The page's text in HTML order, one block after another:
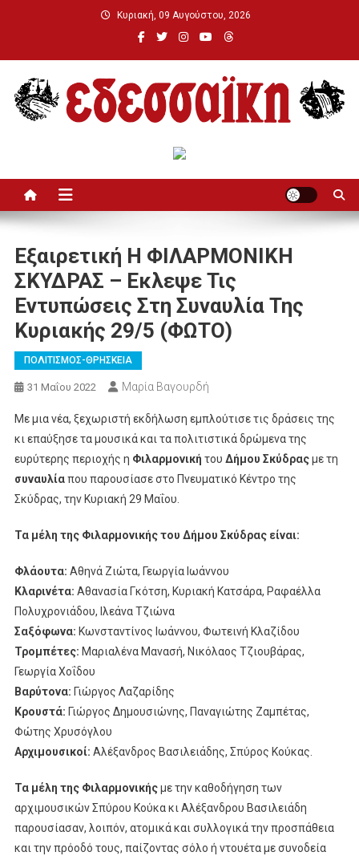
Κυριακή, 09 Αυγούστου, 2026
Εξαιρετική Η ΦΙΛΑΡΜΟΝΙΚΗ
ΣΚΥΔΡΑΣ – Εκλεψε Τις
Εντυπώσεις Στη Συναυλία Της
Κυριακής 29/5 (ΦΩΤΟ)
ΠΟΛΙΤΙΣΜΟΣ-ΘΡΗΣΚΕΙΑ
31 Μαΐου 2022 Μαρία Βαγουρδή
Με μια νέα, ξεχωριστή εκδήλωση εμπλούτισε τις δράσεις της
κι επαύξησε τα μουσικά και τα πολιτιστικά δρώμενα της
ευρύτερης περιοχής η Φιλαρμονική του Δήμου Σκύδραςμε τη
συναυλίαπου παρουσίασε στο Πνευματικό Κέντρο της
Σκύδρας, την Κυριακή 29 Μαΐου.
Τα μέλη της Φιλαρμονικής του Δήμου Σκύδρας είναι:
Φλάουτα: Αθηνά Ζιώτα, Γεωργία Ιωάννου
Κλαρινέτα: Αθανασία Γκότση, Κυριακή Κατσάρα, Ραφαέλλα
Πολυχρονιάδου, Ιλεάνα Τζιώνα
Σαξόφωνα: Κωνσταντίνος Ιωάννου, Φωτεινή Κλαζίδου
Τρομπέτες: Μαριαλένα Μανασή, Νικόλαος Τζιουβάρας,
Γεωργία Χοΐδου
Βαρύτονα: Γιώργος Λαζαρίδης
Κρουστά: Γιώργος Δημουσιώνης, Παναγιώτης Ζαμπέτας,
Φώτης Χρυσόγλου
Αρχιμουσικοί: Αλέξανδρος Βασιλειάδης, Σπύρος Κούκας.
Τα μέλη της Φιλαρμονικήςμε την καθοδήγηση των
αρχιμουσικών Σπύρου Κούκα κι Αλέξανδρου Βασιλειάδη
παρουσίασαν, λοιπόν, ατομικά και συλλογικά την προσπάθεια
και την πρόοδό τους, παίζοντας σόλο ή ντουέτα με συνοδεία